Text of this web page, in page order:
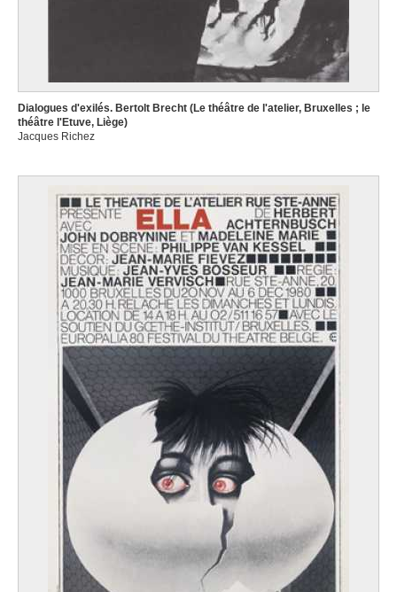
Dialogues d'exilés. Bertolt Brecht (Le théâtre de l'atelier, Bruxelles ; le
théâtre l'Etuve, Liège)
Jacques Richez